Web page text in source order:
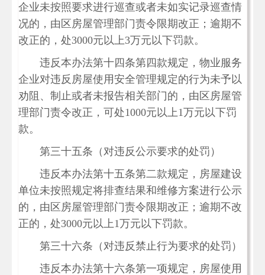
企业未按照要求进行巡查或者未如实记录巡查情
况的，由区房屋管理部门责令限期改正；逾期不
改正的，处3000元以上3万元以下罚款。
违反本办法第十四条第四款规定，物业服务
企业对违反房屋使用安全管理规定的行为未予以
劝阻、制止或者未报告相关部门的，由区房屋管
理部门责令改正，可处1000元以上1万元以下罚
款。
第三十五条（对违反公示要求的处罚）
违反本办法第十五条第二款规定，房屋建设
单位未按照规定将排查结果和维修方案进行公示
的，由区房屋管理部门责令限期改正；逾期不改
正的，处3000元以上1万元以下罚款。
第三十六条（对违反禁止行为要求的处罚）
违反本办法第十六条第一项规定，房屋使用